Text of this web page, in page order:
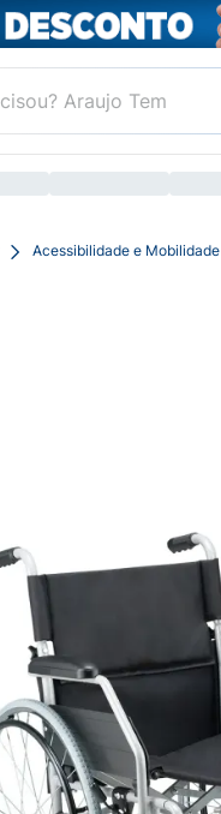
Acessibilidade e Mobilidade